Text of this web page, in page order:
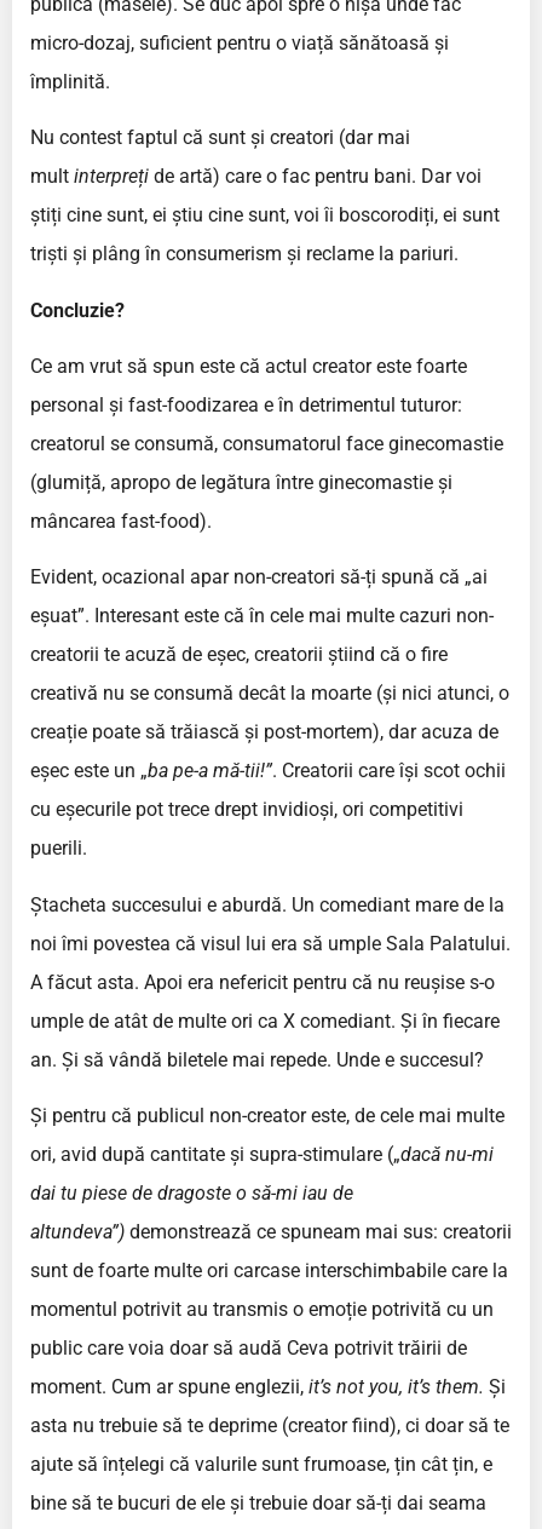
micro-dozaj, suficient pentru o viață sănătoasă și
împlinită.
Nu contest faptul că sunt și creatori (dar mai
mult interpreți de artă) care o fac pentru bani. Dar voi
știți cine sunt, ei știu cine sunt, voi îi boscorodiți, ei sunt
triști și plâng în consumerism și reclame la pariuri.
Concluzie?
Ce am vrut să spun este că actul creator este foarte
personal și fast-foodizarea e în detrimentul tuturor:
creatorul se consumă, consumatorul face ginecomastie
(glumiță, apropo de legătura între ginecomastie și
mâncarea fast-food).
Evident, ocazional apar non-creatori să-ți spună că „ai
eșuat”. Interesant este că în cele mai multe cazuri non-
creatorii te acuză de eșec, creatorii știind că o fire
creativă nu se consumă decât la moarte (și nici atunci, o
creație poate să trăiască și post-mortem), dar acuza de
eșec este un „ba pe-a mă-tii!”. Creatorii care își scot ochii
cu eșecurile pot trece drept invidioși, ori competitivi
puerili.
Ștacheta succesului e aburdă. Un comediant mare de la
noi îmi povestea că visul lui era să umple Sala Palatului.
A făcut asta. Apoi era nefericit pentru că nu reușise s-o
umple de atât de multe ori ca X comediant. Și în fiecare
an. Și să vândă biletele mai repede. Unde e succesul?
Și pentru că publicul non-creator este, de cele mai multe
ori, avid după cantitate și supra-stimulare („dacă nu-mi
dai tu piese de dragoste o să-mi iau de
altundeva”) demonstrează ce spuneam mai sus: creatorii
sunt de foarte multe ori carcase interschimbabile care la
momentul potrivit au transmis o emoție potrivită cu un
public care voia doar să audă Ceva potrivit trăirii de
moment. Cum ar spune englezii, it’s not you, it’s them. Și
asta nu trebuie să te deprime (creator fiind), ci doar să te
ajute să înțelegi că valurile sunt frumoase, țin cât țin, e
bine să te bucuri de ele și trebuie doar să-ți dai seama